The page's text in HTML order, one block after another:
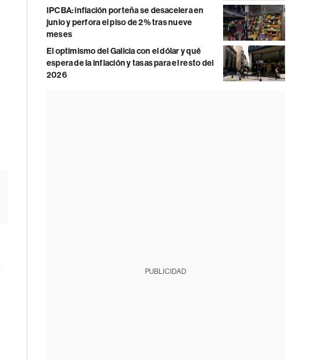
IPCBA: inflación porteña se desacelera en
junio y perfora el piso de 2% tras nueve
meses
El optimismo del Galicia con el dólar y qué
espera de la inflación y tasas para el resto del
2026
PUBLICIDAD